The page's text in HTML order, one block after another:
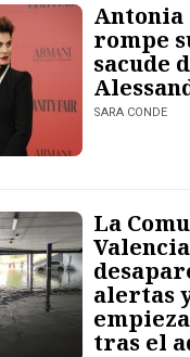
Antonia
rompe
sacude
SARA CONDE
La
alertas
tras el